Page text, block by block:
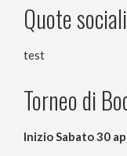
Quote sociali
test
Torneo di
Inizio Sabato 30